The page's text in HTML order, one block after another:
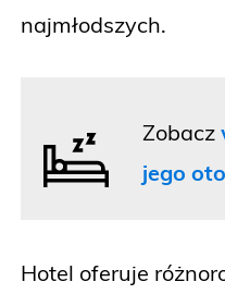
najmłodszych.
Zobacz
jego
Hotel oferuje